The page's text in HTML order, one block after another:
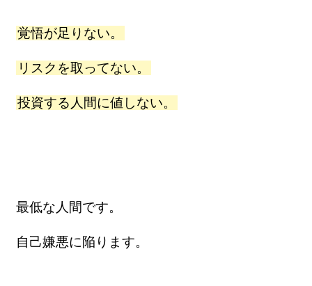
覚悟が足りない。
リスクを取ってない。
投資する人間に値しない。
最低な人間です。
自己嫌悪に陥ります。